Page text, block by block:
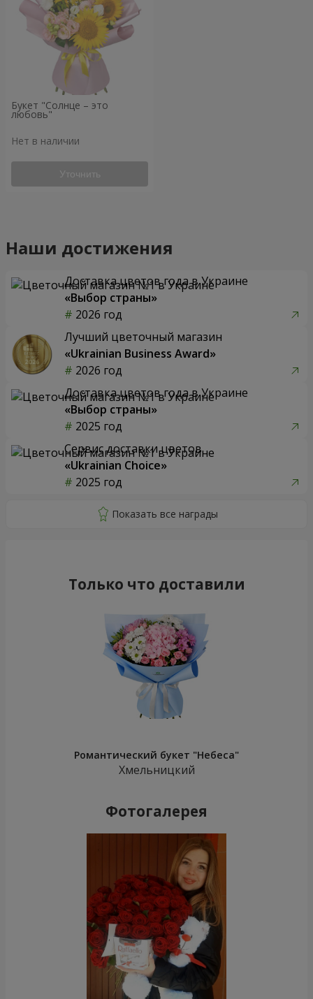
Букет "Солнце – это
любовь"
Нет в наличии
Уточнить
Наши достижения
Доставка цветов года в Украине
«Выбор страны»
2026 год
Лучший цветочный магазин
«Ukrainian Business Award»
2026 год
Доставка цветов года в Украине
«Выбор страны»
2025 год
Сервис доставки цветов
«Ukrainian Choice»
2025 год
Только что доставили
Романтический букет "Небеса"
Хмельницкий
Фотогалерея